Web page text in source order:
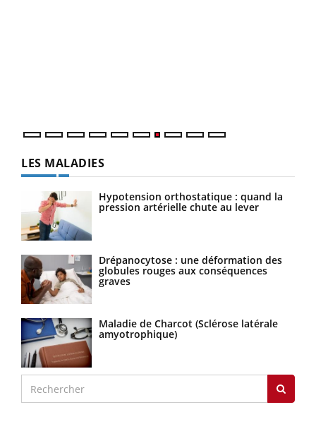
LES MALADIES
Hypotension orthostatique : quand la
pression artérielle chute au lever
Drépanocytose : une déformation des
globules rouges aux conséquences
graves
Maladie de Charcot (Sclérose latérale
amyotrophique)